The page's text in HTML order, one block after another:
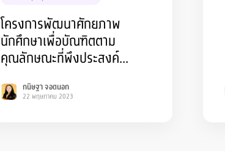
โครงการพัฒนาศักยภาพ
นักศึกษาเพื่อบัณฑิตตาม
คุณลักษณะที่พึงประสงค์
พยาบาลศาสตร์
กนิษฐา จอดนอก
22 พฤษภาคม 2023